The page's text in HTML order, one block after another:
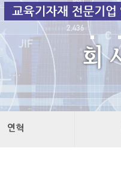
연혁